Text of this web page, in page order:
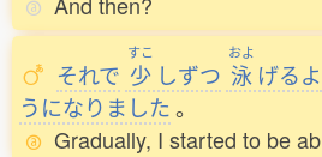
それで
すこ
少 しずつ
およ
泳 げるよ
うになりました。
Gradually, I started to be